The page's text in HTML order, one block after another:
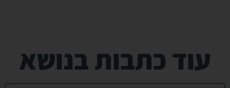
עוד כתבות בנושא